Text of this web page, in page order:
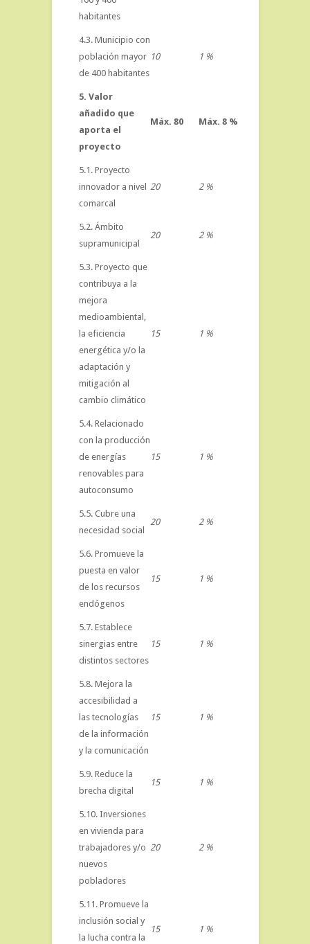
habitantes
4.3. Municipio con
población mayor
de 400 habitantes
10 1 %
5. Valor
añadido que
aporta el
proyecto
Máx. 80 Máx. 8 %
5.1. Proyecto
innovador a nivel
comarcal
20 2 %
5.2. Ámbito
supramunicipal
20 2 %
5.3. Proyecto que
contribuya a la
mejora
medioambiental,
la eficiencia
energética y/o la
adaptación y
mitigación al
cambio climático
15 1 %
5.4. Relacionado
con la producción
de energías
renovables para
autoconsumo
15 1 %
5.5. Cubre una
necesidad social
20 2 %
5.6. Promueve la
puesta en valor
de los recursos
endógenos
15 1 %
5.7. Establece
sinergias entre
distintos sectores
15 1 %
5.8. Mejora la
accesibilidad a
las tecnologías
de la información
y la comunicación
15 1 %
5.9. Reduce la
brecha digital
15 1 %
5.10. Inversiones
en vivienda para
trabajadores y/o
nuevos
pobladores
20 2 %
5.11. Promueve la
inclusión social y
la lucha contra la
15 1 %